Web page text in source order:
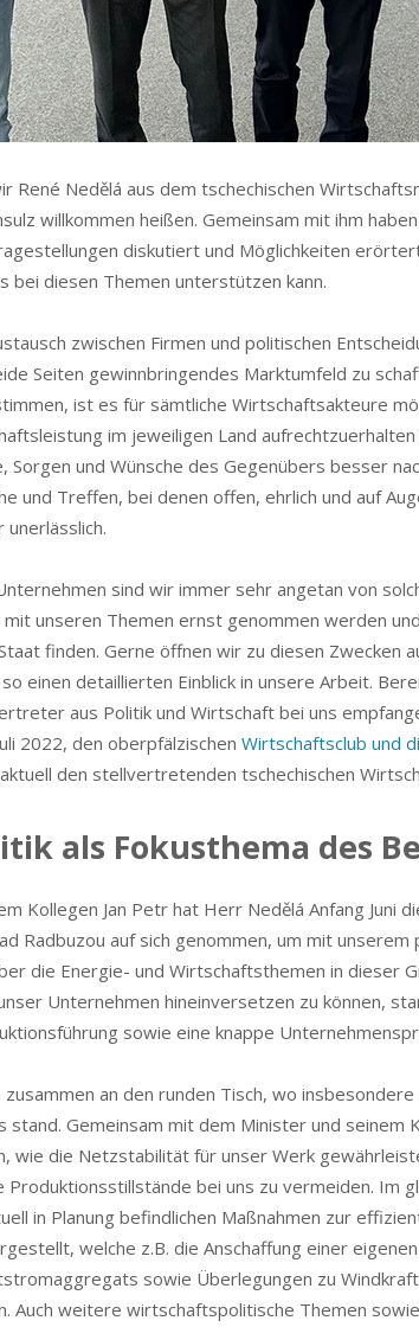
René Nedělá aus dem tschechischen
willkommen heißen. Gemeinsam mit ihm
diskutiert und Möglichkeiten
bei diesen Themen unterstützen kann.
zwischen Firmen und politischen
Seiten gewinnbringendes Marktumfeld zu
ist es für sämtliche Wirtschaftsakteure
im jeweiligen Land
Sorgen und Wünsche des Gegenübers besser
und Treffen, bei denen offen, ehrlich und auf
sind wir immer sehr angetan von
unseren Themen ernst genommen werden
finden. Gerne öffnen wir zu diesen Zwecken
einen detaillierten Einblick in unsere Arbeit.
aus Politik und Wirtschaft bei uns
2022, den oberpfälzischen Wirtschaftsclub und
den stellvertretenden tschechischen
als Fokusthema des
Kollegen Jan Petr hat Herr Nedělá Anfang Juni
Radbuzou auf sich genommen, um mit unserem
die Energie- und Wirtschaftsthemen in dieser
Unternehmen hineinversetzen zu können,
sowie eine knappe
zusammen an den runden Tisch, wo
stand. Gemeinsam mit dem Minister und seinem
wie die Netzstabilität für unser Werk
bei uns zu vermeiden. Im
in Planung befindlichen Maßnahmen zur
welche z.B. die Anschaffung einer
sowie Überlegungen zu
Auch weitere wirtschaftspolitische Themen